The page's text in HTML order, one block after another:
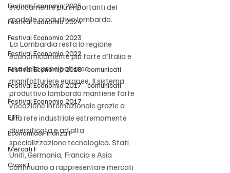
Festival Economia 2025
Festival Economia 2024
Festival Economia 2023
Festival Economia 2022
Festival Economia 2018 - comunicati
Festival Economia 2017 - comunicati
Festival Economia 2017
ETF
Economia&Finanza F
Mercati F
Cross F
storicamente più importanti del
modello produttivo lombardo.
La Lombardia resta la regione
economicamente più forte d’Italia e
una delle principali aree
manifatturiere europee. Il sistema
produttivo lombardo mantiene forte
vocazione internazionale grazie a
una rete industriale estremamente
diversificata e ad alta
specializzazione tecnologica. Stati
Uniti, Germania, Francia e Asia
continuano a rappresentare mercati